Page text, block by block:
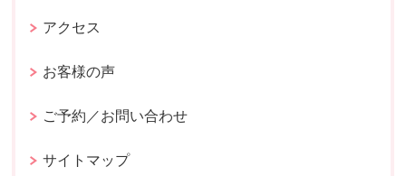
アクセス
お客様の声
ご予約／お問い合わせ
サイトマップ